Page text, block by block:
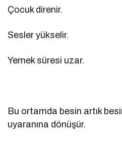
Çocuk direnir.
Sesler yükselir.
Yemek süresi uzar.
Bu ortamda besin artık
uyaranına dönüşür.